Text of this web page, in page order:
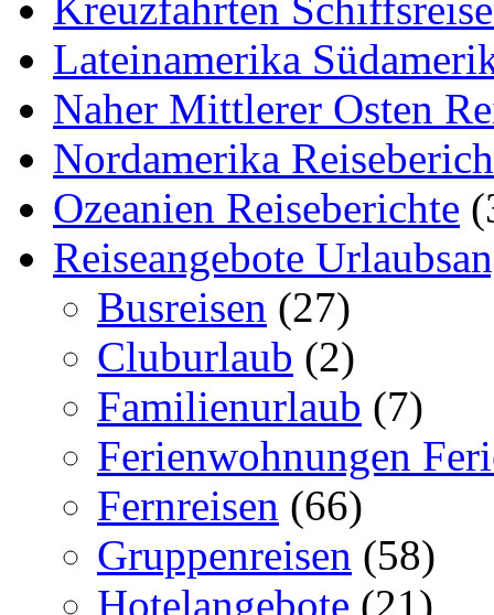
Lateinamerika
Naher Mittlerer Osten
Nordamerika
Ozeanien Reiseberichte
Reiseangebote
Busreisen (27)
Cluburlaub (2)
Familienurlaub (7)
Ferienwohnungen
Fernreisen (66)
Gruppenreisen (58)
Hotelangebote (21)